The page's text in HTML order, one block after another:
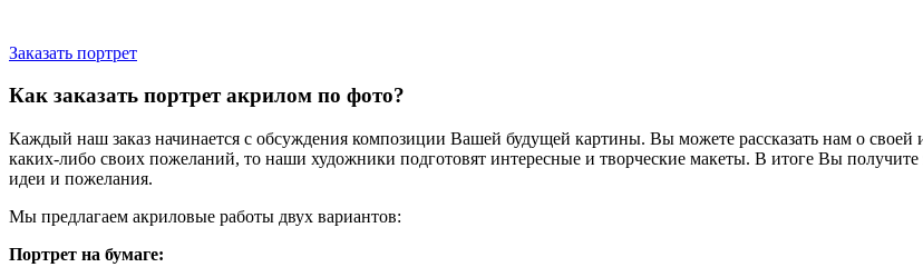
Заказать портрет
Как заказать портрет акрилом по фото?
Каждый наш заказ начинается с обсуждения композиции Вашей будущей картины. Вы можете рассказать нам о своей
каких-либо своих пожеланий, то наши художники подготовят интересные и творческие макеты. В итоге Вы
идеи и пожелания.
Мы предлагаем акриловые работы двух вариантов:
Портрет на бумаге: